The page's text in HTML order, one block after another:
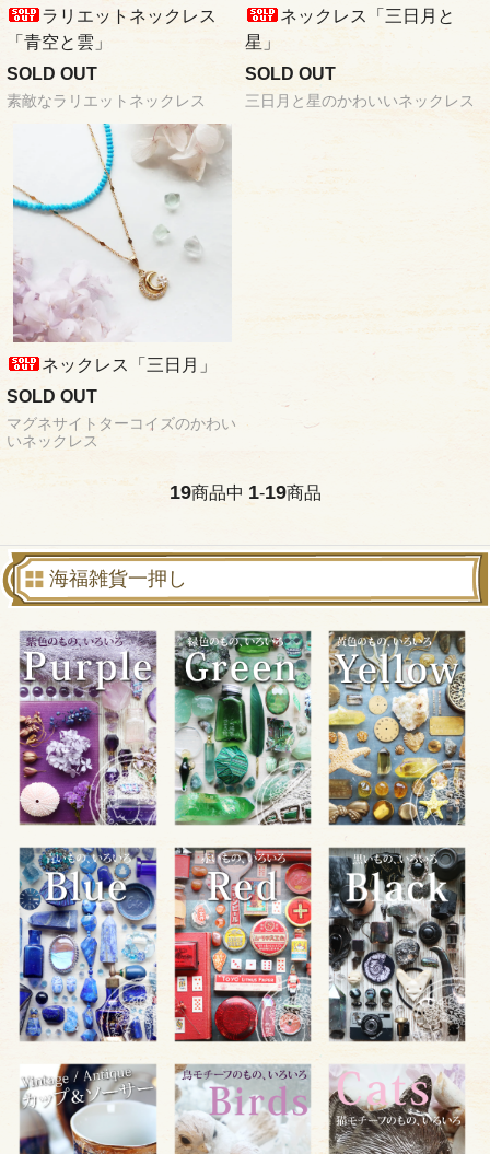
ラリエットネックレス
「青空と雲」
SOLD OUT
素敵なラリエットネックレス
ネックレス「三日月と
星」
SOLD OUT
三日月と星のかわいいネックレス
ネックレス「三日月」
SOLD OUT
マグネサイトターコイズのかわい
いネックレス
19商品中 1-19商品
海福雑貨一押し